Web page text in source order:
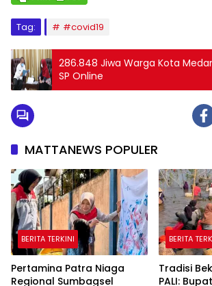
Tag: #covid19
286.848 Jiwa Warga Kota
SP Online
MATTANEWS POPULER
BERITA TERKINI
Pertamina Patra Niaga
Regional Sumbagsel
BERITA
Tradisi
PALI: